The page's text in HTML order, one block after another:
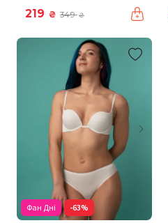
219 ₴ 349₴
Фан Дні -63%